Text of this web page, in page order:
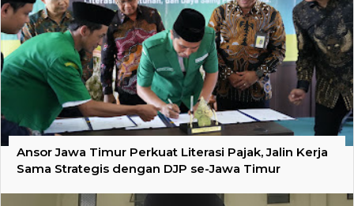
Ansor Jawa Timur Perkuat Literasi Pajak, Jalin Kerja
Sama Strategis dengan DJP se-Jawa Timur